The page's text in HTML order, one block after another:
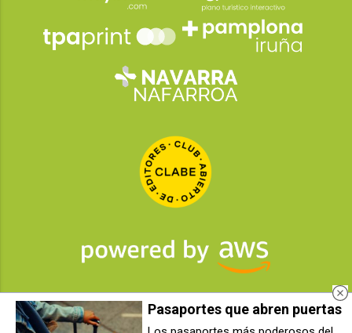
Pasaportes que abren puertas